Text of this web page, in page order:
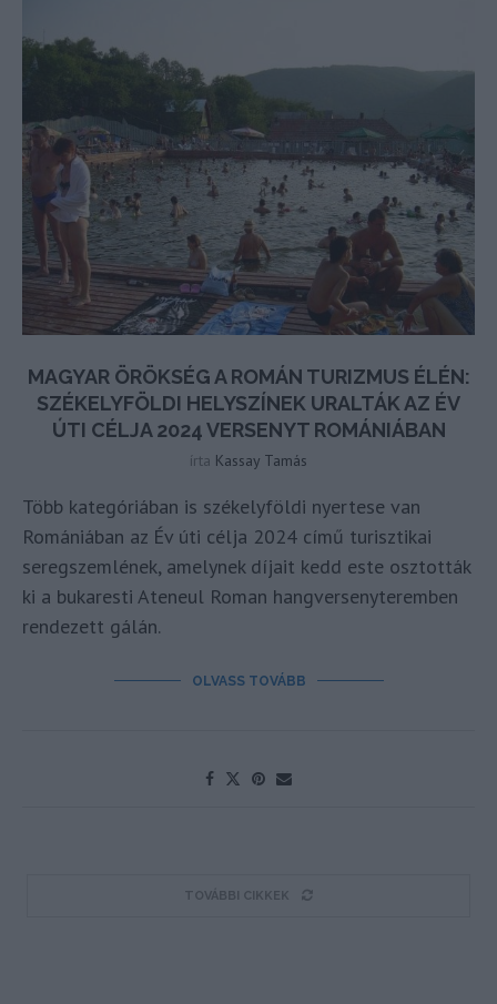
MAGYAR ÖRÖKSÉG A ROMÁN TURIZMUS ÉLÉN:
SZÉKELYFÖLDI HELYSZÍNEK URALTÁK AZ ÉV
ÚTI CÉLJA 2024 VERSENYT ROMÁNIÁBAN
írta Kassay Tamás
Több kategóriában is székelyföldi nyertese van
Romániában az Év úti célja 2024 című turisztikai
seregszemlének, amelynek díjait kedd este osztották
ki a bukaresti Ateneul Roman hangversenyteremben
rendezett gálán.
OLVASS TOVÁBB
TOVÁBBI CIKKEK